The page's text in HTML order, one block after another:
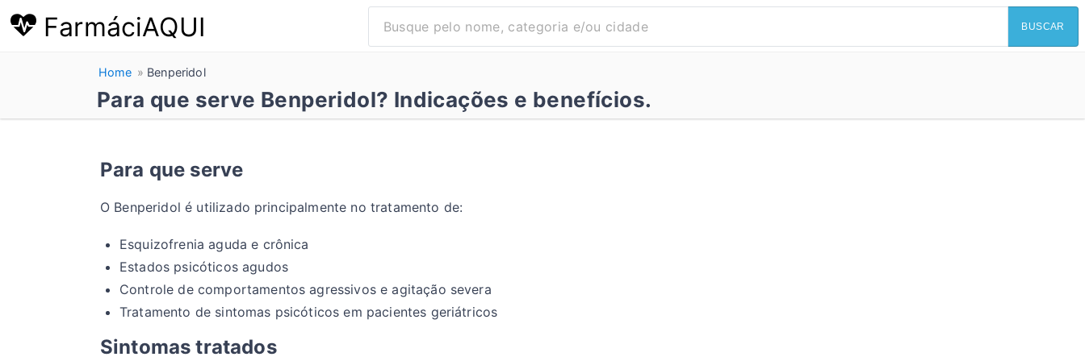
FarmáciAQUI BUSCAR
Home Benperidol
Para que serve Benperidol? Indicações e benefícios.
Para que serve
O Benperidol é utilizado principalmente no tratamento de:
Esquizofrenia aguda e crônica
Estados psicóticos agudos
Controle de comportamentos agressivos e agitação severa
Tratamento de sintomas psicóticos em pacientes geriátricos
Sintomas tratados